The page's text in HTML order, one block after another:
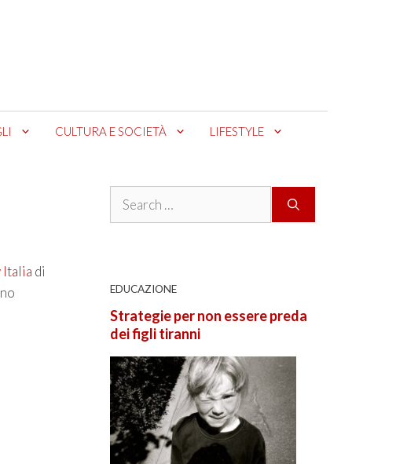
CULTURA E SOCIETÀ LIFESTYLE
Italia di
Search
EDUCAZIONE
Strategie per non essere preda
dei figli tiranni